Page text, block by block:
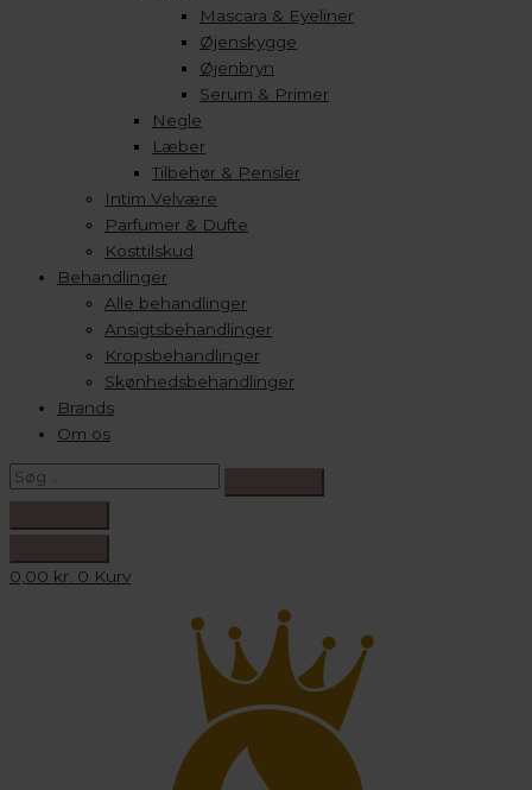
Mascara & Eyeliner
Øjenskygge
Øjenbryn
Serum & Primer
Negle
Læber
Tilbehør & Pensler
Intim Velvære
Parfumer & Dufte
Kosttilskud
Behandlinger
Alle behandlinger
Ansigtsbehandlinger
Kropsbehandlinger
Skønhedsbehandlinger
Brands
Om os
0,00 kr. 0 Kurv